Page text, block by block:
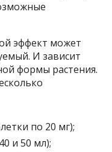
эффект может
И зависит
формы растения.
по 20 мг);
и 50 мл);